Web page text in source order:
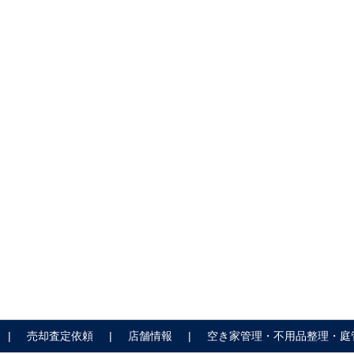
売却査定依頼 店舗情報 空き家管理・不用品整理・庭